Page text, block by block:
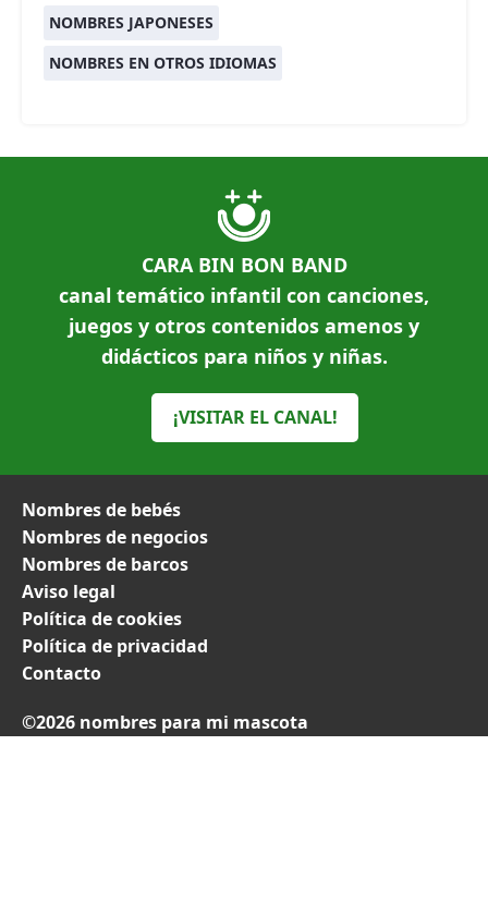
NOMBRES JAPONESES
NOMBRES EN OTROS IDIOMAS
CARA BIN BON BAND
canal temático infantil con canciones,
juegos y otros contenidos amenos y
didácticos para niños y niñas.
¡VISITAR EL CANAL!
Nombres de bebés
Nombres de negocios
Nombres de barcos
Aviso legal
Política de cookies
Política de privacidad
Contacto
©2026 nombres para mi mascota